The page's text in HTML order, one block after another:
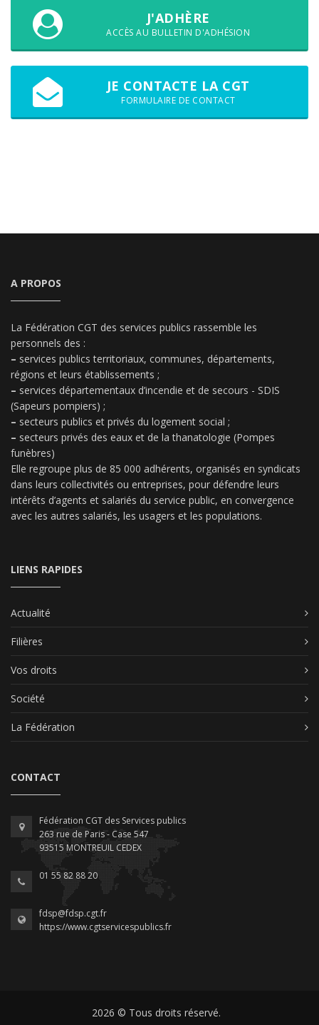
J'ADHÈRE
ACCÈS AU BULLETIN D'ADHÉSION
JE CONTACTE LA CGT
FORMULAIRE DE CONTACT
A PROPOS
La Fédération CGT des services publics rassemble les
personnels des :
– services publics territoriaux, communes, départements,
régions et leurs établissements ;
– services départementaux d’incendie et de secours - SDIS
(Sapeurs pompiers) ;
– secteurs publics et privés du logement social ;
– secteurs privés des eaux et de la thanatologie (Pompes
funèbres)
Elle regroupe plus de 85 000 adhérents, organisés en syndicats
dans leurs collectivités ou entreprises, pour défendre leurs
intérêts d’agents et salariés du service public, en convergence
avec les autres salariés, les usagers et les populations.
LIENS RAPIDES
Actualité
Filières
Vos droits
Société
La Fédération
CONTACT
Fédération CGT des Services publics
263 rue de Paris - Case 547
93515 MONTREUIL CEDEX
01 55 82 88 20
fdsp@fdsp.cgt.fr
https://www.cgtservicespublics.fr
2026 © Tous droits réservé.